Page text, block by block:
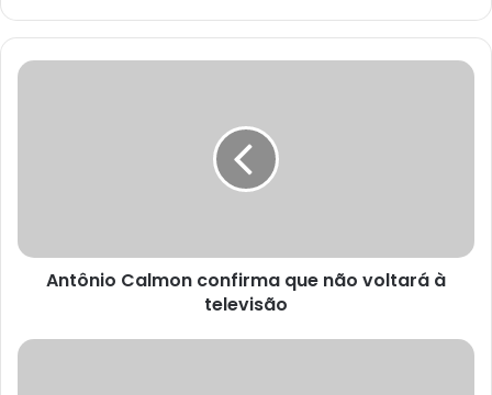
Antônio Calmon confirma que não voltará à
televisão